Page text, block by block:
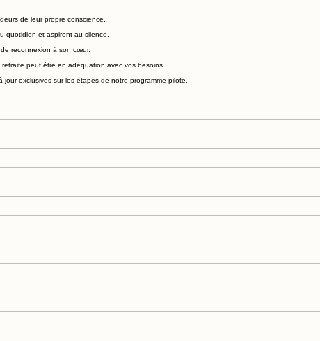
de leur propre conscience.
quotidien et aspirent au silence.
reconnexion à son cœur.
peut être en adéquation avec vos besoins.
exclusives sur les étapes de notre programme pilote.